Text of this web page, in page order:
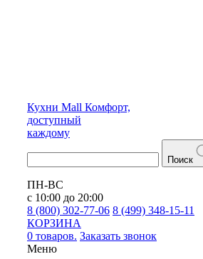
Кухни Mall Комфорт,
доступный
каждому
Поиск
ПН-ВС
с 10:00 до 20:00
8 (800) 302-77-06 8 (499) 348-15-11
КОРЗИНА
0 товаров. Заказать звонок
Меню